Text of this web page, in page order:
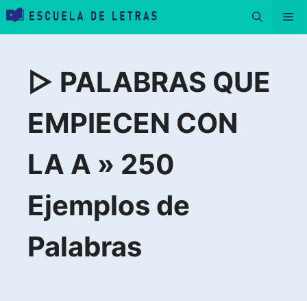
Saltar
contenido▷ PALABRAS QUE
EMPIECEN CON
LA A » 250
Ejemplos de
Palabras